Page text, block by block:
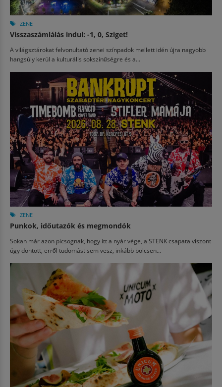
ZENE
Visszaszámlálás indul: -1, 0, Sziget!
A világsztárokat felvonultató zenei színpadok mellett idén újra nagyobb
hangsúly kerül a kulturális sokszínűségre és a...
ZENE
Punkok, időutazók és megmondók
Sokan már azon picsognak, hogy itt a nyár vége, a STENK csapata viszont
úgy döntött, erről tudomást sem vesz, inkább bölcsen...